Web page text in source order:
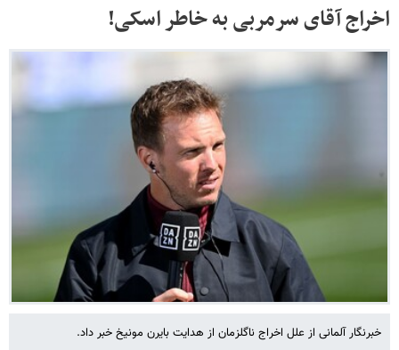
اخراج آقای سرمربی به خاطر اسکی!
خبرنگار آلمانی از علل اخراج ناگلزمان از هدایت بایرن مونیخ خبر داد.